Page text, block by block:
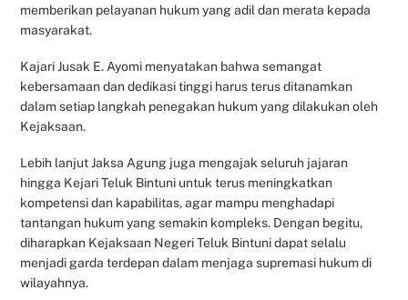
memberikan pelayanan hukum yang adil dan merata kepada
masyarakat.
Kajari Jusak E. Ayomi menyatakan bahwa semangat
kebersamaan dan dedikasi tinggi harus terus ditanamkan
dalam setiap langkah penegakan hukum yang dilakukan oleh
Kejaksaan.
Lebih lanjut Jaksa Agung juga mengajak seluruh jajaran
hingga Kejari Teluk Bintuni untuk terus meningkatkan
kompetensi dan kapabilitas, agar mampu menghadapi
tantangan hukum yang semakin kompleks. Dengan begitu,
diharapkan Kejaksaan Negeri Teluk Bintuni dapat selalu
menjadi garda terdepan dalam menjaga supremasi hukum di
wilayahnya.